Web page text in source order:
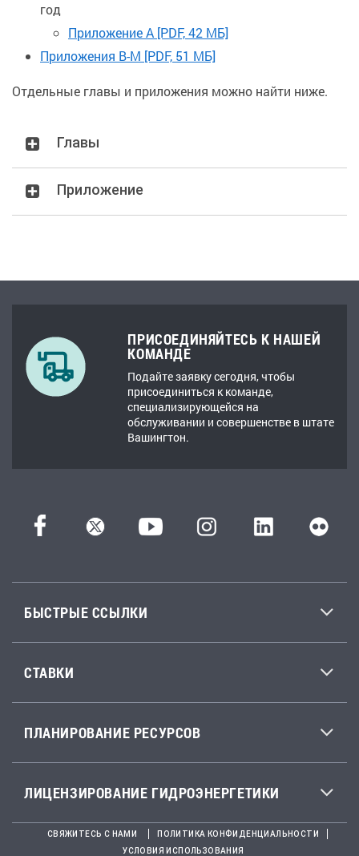
год
Приложение A [PDF, 42 МБ]
Приложения B-M [PDF, 51 МБ]
Отдельные главы и приложения можно найти ниже.
Главы
Приложение
ПРИСОЕДИНЯЙТЕСЬ К НАШЕЙ
КОМАНДЕ
Подайте заявку сегодня, чтобы
присоединиться к команде,
специализирующейся на
обслуживании и совершенстве в штате
Вашингтон.
БЫСТРЫЕ ССЫЛКИ
СТАВКИ
ПЛАНИРОВАНИЕ РЕСУРСОВ
ЛИЦЕНЗИРОВАНИЕ ГИДРОЭНЕРГЕТИКИ
СВЯЖИТЕСЬ С НАМИ
ПОЛИТИКА КОНФИДЕНЦИАЛЬНОСТИ
УСЛОВИЯ ИСПОЛЬЗОВАНИЯ